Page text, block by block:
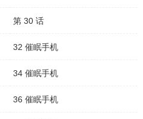
第 30 话
32 催眠手机
34 催眠手机
36 催眠手机